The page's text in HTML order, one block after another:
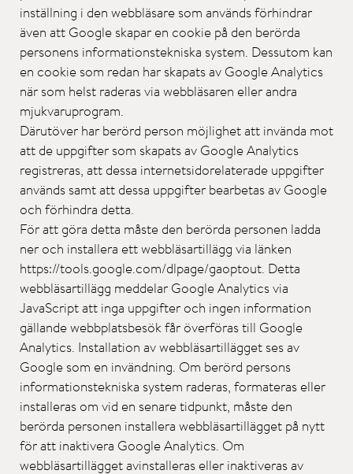
inställning i den webbläsare som används förhindrar
även att Google skapar en cookie på den berörda
personens informationstekniska system. Dessutom kan
en cookie som redan har skapats av Google Analytics
när som helst raderas via webbläsaren eller andra
mjukvaruprogram.
Därutöver har berörd person möjlighet att invända mot
att de uppgifter som skapats av Google Analytics
registreras, att dessa internetsidorelaterade uppgifter
används samt att dessa uppgifter bearbetas av Google
och förhindra detta.
För att göra detta måste den berörda personen ladda
ner och installera ett webbläsartillägg via länken
https://tools.google.com/dlpage/gaoptout. Detta
webbläsartillägg meddelar Google Analytics via
JavaScript att inga uppgifter och ingen information
gällande webbplatsbesök får överföras till Google
Analytics. Installation av webbläsartillägget ses av
Google som en invändning. Om berörd persons
informationstekniska system raderas, formateras eller
installeras om vid en senare tidpunkt, måste den
berörda personen installera webbläsartillägget på nytt
för att inaktivera Google Analytics. Om
webbläsartillägget avinstalleras eller inaktiveras av